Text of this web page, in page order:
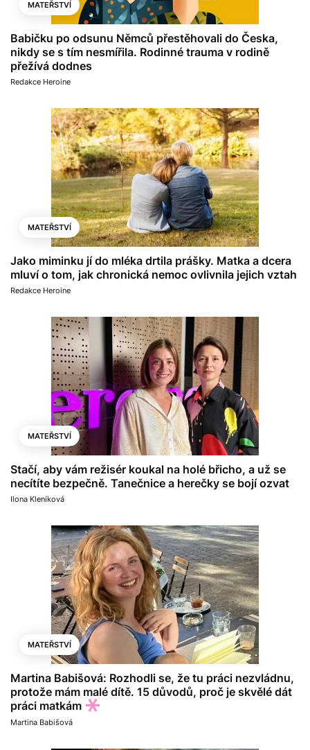
MATEŘSTVÍ
Babičku po odsunu Němců přestěhovali do Česka,
nikdy se s tím nesmířila. Rodinné trauma v rodině
přežívá dodnes
Redakce Heroine
MATEŘSTVÍ
Jako miminku jí do mléka drtila prášky. Matka a dcera
mluví o tom, jak chronická nemoc ovlivnila jejich vztah
Redakce Heroine
MATEŘSTVÍ
Stačí, aby vám režisér koukal na holé břicho, a už se
necítíte bezpečně. Tanečnice a herečky se bojí ozvat
Ilona Kleníková
MATEŘSTVÍ
Martina Babišová: Rozhodli se, že tu práci nezvládnu,
protože mám malé dítě. 15 důvodů, proč je skvělé dát
práci matkám
Martina Babišová